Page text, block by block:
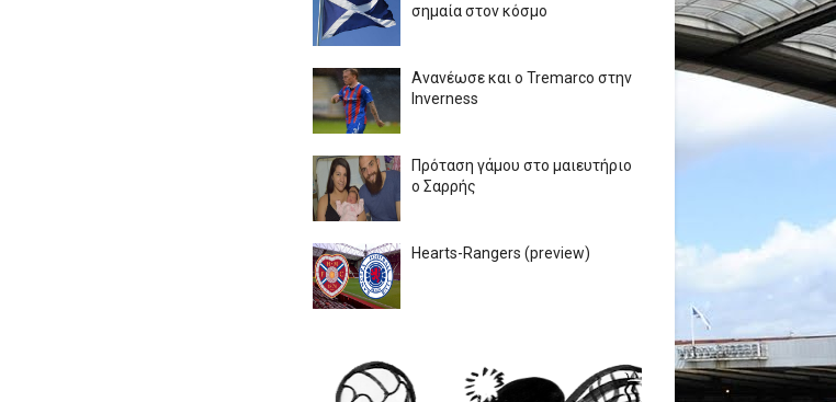
σημαία στον κόσμο
Ανανέωσε και ο Tremarco στην
Inverness
Πρόταση γάμου στο μαιευτήριο
ο Σαρρής
Hearts-Rangers (preview)